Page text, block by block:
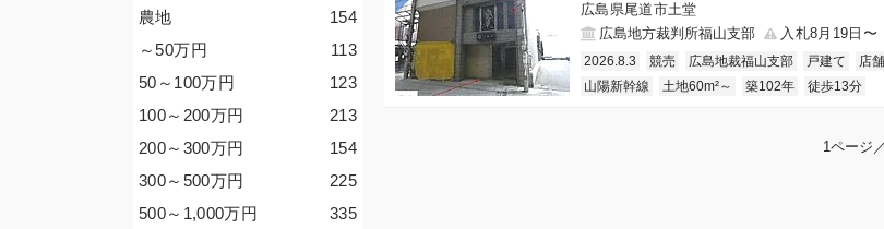
広島県尾道市土堂
広島地方裁判所福山支部
入札8月19日〜
2026.8.3 競売 広島地裁福山支部 戸建て 店舗
山陽新幹線
土地60m²～ 築102年 徒歩13分
1ページ
154
農地
113
～50万円
123
50～100万円
213
100～200万円
154
200～300万円
225
300～500万円
335
500～1,000万円